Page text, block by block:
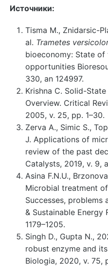
Источники:
Tisma M., Znidarsic-
al. Trametes
bioeconomy: State of
opportunities
330, an 124997.
Krishna C. Solid-
Overview. Critical
2005, v. 25, pp. 1–30.
Zerva A., Simic S.,
J. Applications of
review of the past
Catalysts, 2019, v. 9,
Asina F.N.U.,
Microbial treatment
Successes, problems
& Sustainable Energy
1179–1205.
Singh D., Gupta N.,
robust enzyme and
Biologia, 2020, v. 75,